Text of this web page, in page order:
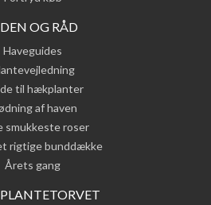
OG RÅD
Haveguides
til hækplanter
af haven
smukkeste roser
rigtige bunddække
Årets gang